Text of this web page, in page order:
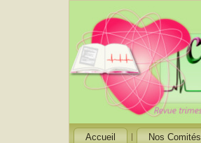
Accueil Nos Comités